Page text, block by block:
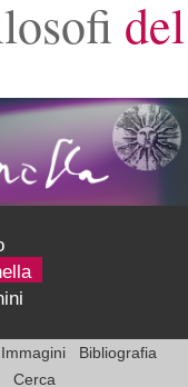
del
Immagini
Bibliografia
Cerca